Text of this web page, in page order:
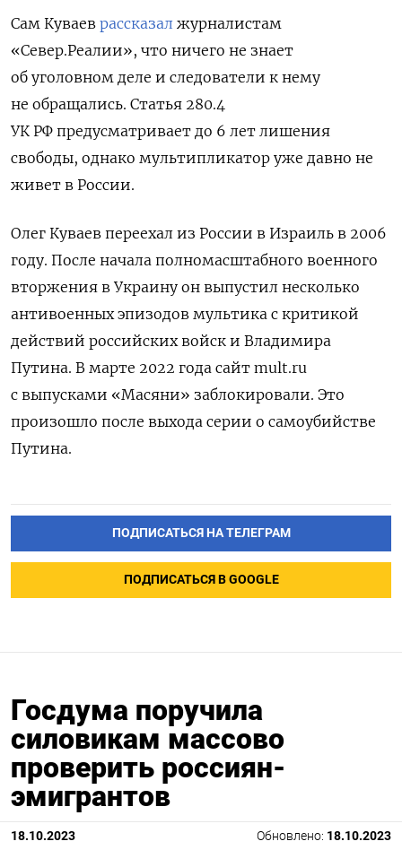
Сам Куваев рассказал журналистам
«Север.Реалии», что ничего не знает
об уголовном деле и следователи к нему
не обращались. Статья 280.4
УК РФ предусматривает до 6 лет лишения
свободы, однако мультипликатор уже давно не
живет в России.
Олег Куваев переехал из России в Израиль в 2006
году. После начала полномасштабного военного
вторжения в Украину он выпустил несколько
антивоенных эпизодов мультика с критикой
действий российских войск и Владимира
Путина. В марте 2022 года сайт mult.ru
с выпусками «Масяни» заблокировали. Это
произошло после выхода серии о самоубийстве
Путина.
ПОДПИСАТЬСЯ НА ТЕЛЕГРАМ
ПОДПИСАТЬСЯ В GOOGLE
Госдума поручила
силовикам массово
проверить россиян-
эмигрантов
18.10.2023 Обновлено: 18.10.2023